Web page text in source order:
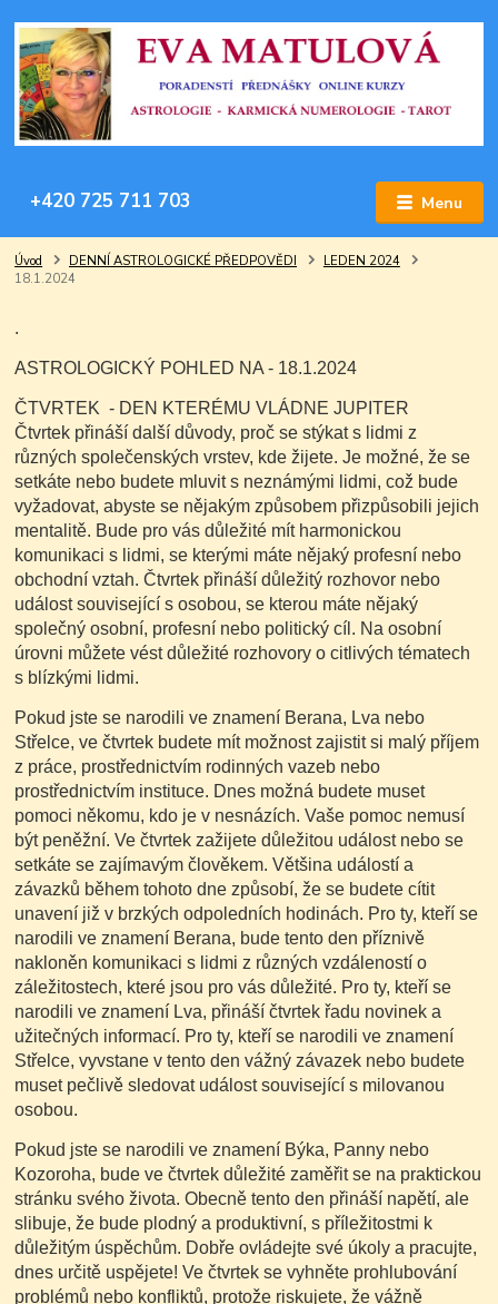
Menu
+420 725 711 703
Úvod DENNÍ ASTROLOGICKÉ PŘEDPOVĚDI
LEDEN 2024
18.1.2024
.
ASTROLOGICKÝ POHLED NA - 18.1.2024
ČTVRTEK - DEN KTERÉMU VLÁDNE JUPITER
Čtvrtek přináší další důvody, proč se stýkat s lidmi z
různých společenských vrstev, kde žijete. Je možné, že se
setkáte nebo budete mluvit s neznámými lidmi, což bude
vyžadovat, abyste se nějakým způsobem přizpůsobili jejich
mentalitě. Bude pro vás důležité mít harmonickou
komunikaci s lidmi, se kterými máte nějaký profesní nebo
obchodní vztah. Čtvrtek přináší důležitý rozhovor nebo
událost související s osobou, se kterou máte nějaký
společný osobní, profesní nebo politický cíl. Na osobní
úrovni můžete vést důležité rozhovory o citlivých tématech
s blízkými lidmi.
Pokud jste se narodili ve znamení Berana, Lva nebo
Střelce, ve čtvrtek budete mít možnost zajistit si malý příjem
z práce, prostřednictvím rodinných vazeb nebo
prostřednictvím instituce. Dnes možná budete muset
pomoci někomu, kdo je v nesnázích. Vaše pomoc nemusí
být peněžní. Ve čtvrtek zažijete důležitou událost nebo se
setkáte se zajímavým člověkem. Většina událostí a
závazků během tohoto dne způsobí, že se budete cítit
unavení již v brzkých odpoledních hodinách. Pro ty, kteří se
narodili ve znamení Berana, bude tento den příznivě
nakloněn komunikaci s lidmi z různých vzdáleností o
záležitostech, které jsou pro vás důležité. Pro ty, kteří se
narodili ve znamení Lva, přináší čtvrtek řadu novinek a
užitečných informací. Pro ty, kteří se narodili ve znamení
Střelce, vyvstane v tento den vážný závazek nebo budete
muset pečlivě sledovat událost související s milovanou
osobou.
Pokud jste se narodili ve znamení Býka, Panny nebo
Kozoroha, bude ve čtvrtek důležité zaměřit se na praktickou
stránku svého života. Obecně tento den přináší napětí, ale
slibuje, že bude plodný a produktivní, s příležitostmi k
důležitým úspěchům. Dobře ovládejte své úkoly a pracujte,
dnes určitě uspějete! Ve čtvrtek se vyhněte prohlubování
problémů nebo konfliktů, protože riskujete, že vážně